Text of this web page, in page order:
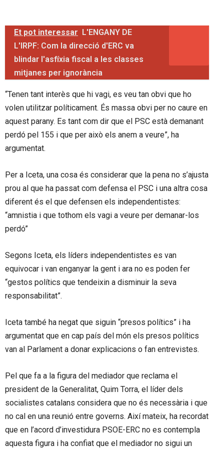
Et pot interessar L'ENGANY DE
L'IRPF: Com la direcció d'ERC va
blindar l'asfíxia fiscal a les classes
mitjanes per ignorància
“Tenen tant interès que hi vagi, es veu tan obvi que ho
volen utilitzar políticament. És massa obvi per no caure en
aquest parany. Es tant com dir que el PSC està demanant
perdó pel 155 i que per això els anem a veure”, ha
argumentat.
Per a Iceta, una cosa és considerar que la pena no s’ajusta
prou al que ha passat com defensa el PSC i una altra cosa
diferent és el que defensen els independentistes:
“amnistia i que tothom els vagi a veure per demanar-los
perdó”
Segons Iceta, els líders independentistes es van
equivocar i van enganyar la gent i ara no es poden fer
“gestos polítics que tendeixin a disminuir la seva
responsabilitat”.
Iceta també ha negat que siguin “presos polítics” i ha
argumentat que en cap país del món els presos polítics
van al Parlament a donar explicacions o fan entrevistes.
Pel que fa a la figura del mediador que reclama el
president de la Generalitat, Quim Torra, el líder dels
socialistes catalans considera que no és necessària i que
no cal en una reunió entre governs. Així mateix, ha recordat
que en l’acord d’investidura PSOE-ERC no es contempla
aquesta figura i ha confiat que el mediador no sigui un